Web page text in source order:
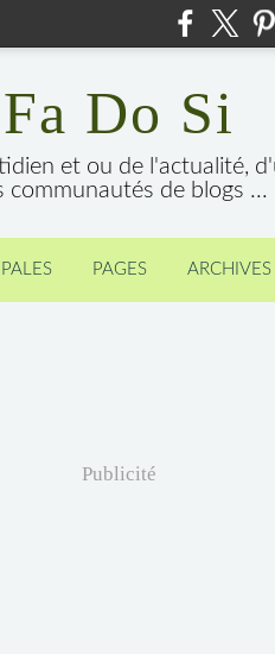
Fa Do Si
et ou de l'actualité,
communautés de blogs ...
PAGES ARCHIVES
Publicité